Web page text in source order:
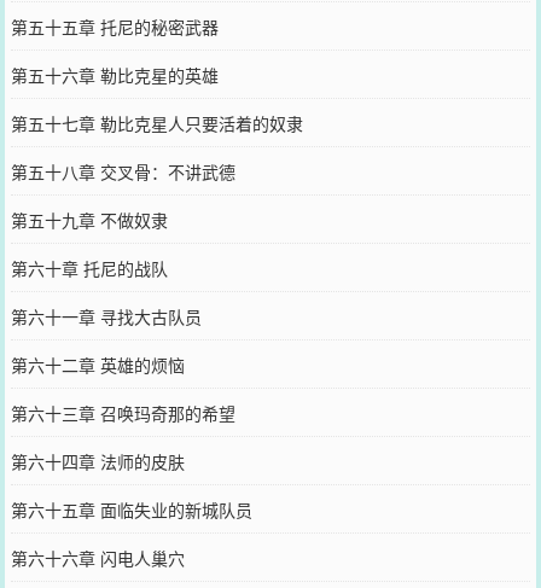
第五十五章 托尼的秘密武器
第五十六章 勒比克星的英雄
第五十七章 勒比克星人只要活着的奴隶
第五十八章 交叉骨：不讲武德
第五十九章 不做奴隶
第六十章 托尼的战队
第六十一章 寻找大古队员
第六十二章 英雄的烦恼
第六十三章 召唤玛奇那的希望
第六十四章 法师的皮肤
第六十五章 面临失业的新城队员
第六十六章 闪电人巢穴